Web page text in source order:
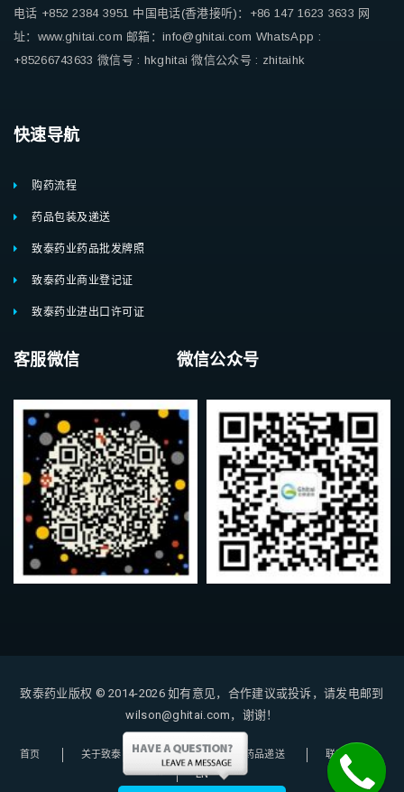
电话 +852 2384 3951 中国电话(香港接听)：+86 147 1623 3633 网
址：www.ghitai.com 邮箱：info@ghitai.com WhatsApp :
+85266743633 微信号 : hkghitai 微信公众号 : zhitaihk
快速导航
购药流程
药品包装及递送
致泰药业药品批发牌照
致泰药业商业登记证
致泰药业进出口许可证
客服微信 微信公众号
致泰药业版权 © 2014-2026如有意见，合作建议或投诉，请发电邮到
wilson@ghitai.com，谢谢！
首页 关于致泰 购药指南 药品递送
联系我们
EN